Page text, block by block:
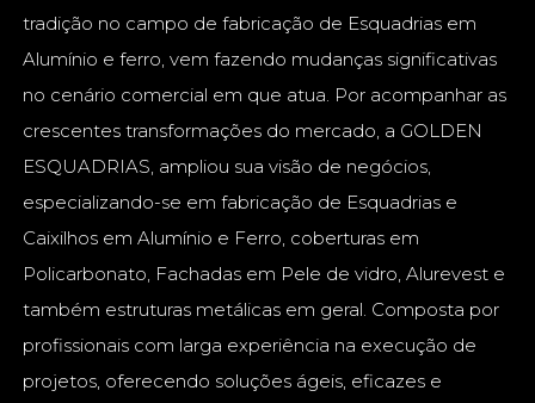
tradição no campo de fabricação de Esquadrias em
Alumínio e ferro, vem fazendo mudanças significativas
no cenário comercial em que atua. Por acompanhar as
crescentes transformações do mercado, a GOLDEN
ESQUADRIAS, ampliou sua visão de negócios,
especializando-se em fabricação de Esquadrias e
Caixilhos em Alumínio e Ferro, coberturas em
Policarbonato, Fachadas em Pele de vidro, Alurevest e
também estruturas metálicas em geral. Composta por
profissionais com larga experiência na execução de
projetos, oferecendo soluções ágeis, eficazes e